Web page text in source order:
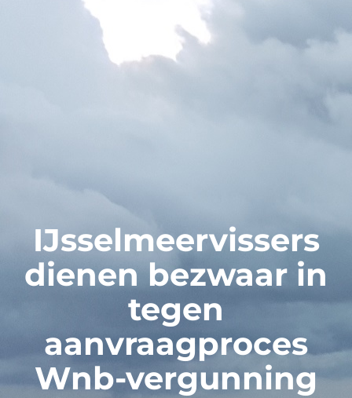
IJsselmeervissers
dienen bezwaar in
tegen
aanvraagproces
Wnb-vergunning